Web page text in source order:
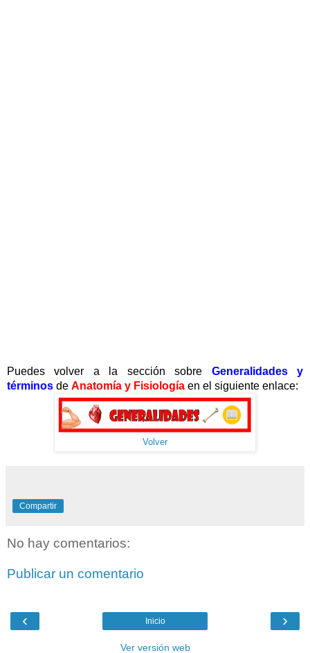
Puedes volver a la sección sobre Generalidades y
términos de Anatomía y Fisiología en el siguiente enlace:
Volver
Compartir
No hay comentarios:
Publicar un comentario
‹ ›
Inicio
Ver versión web